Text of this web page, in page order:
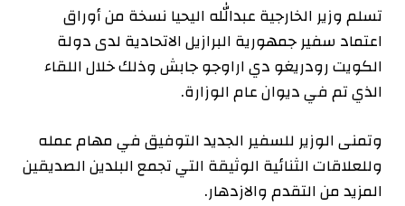
تسلم وزير الخارجية عبدالله اليحيا نسخة من أوراق
اعتماد سفير جمهورية البرازيل الاتحادية لدى دولة
الكويت رودريغو دي اراوجو جابش وذلك خلال اللقاء
الذي تم في ديوان عام الوزارة.
وتمنى الوزير للسفير الجديد التوفيق في مهام عمله
وللعلاقات الثنائية الوثيقة التي تجمع البلدين الصديقين
المزيد من التقدم والازدهار.